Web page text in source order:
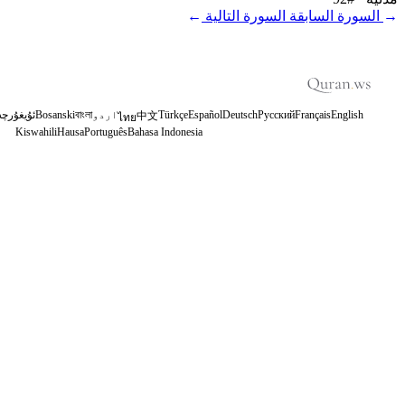
←
السورة السابقة السورة التالية →
English
Français
Русский
Deutsch
Español
Türkçe
中文
ไทยاردوবাংলা
Bosanski
Bahasa Indonesia
Português
Hausa
Kiswahili